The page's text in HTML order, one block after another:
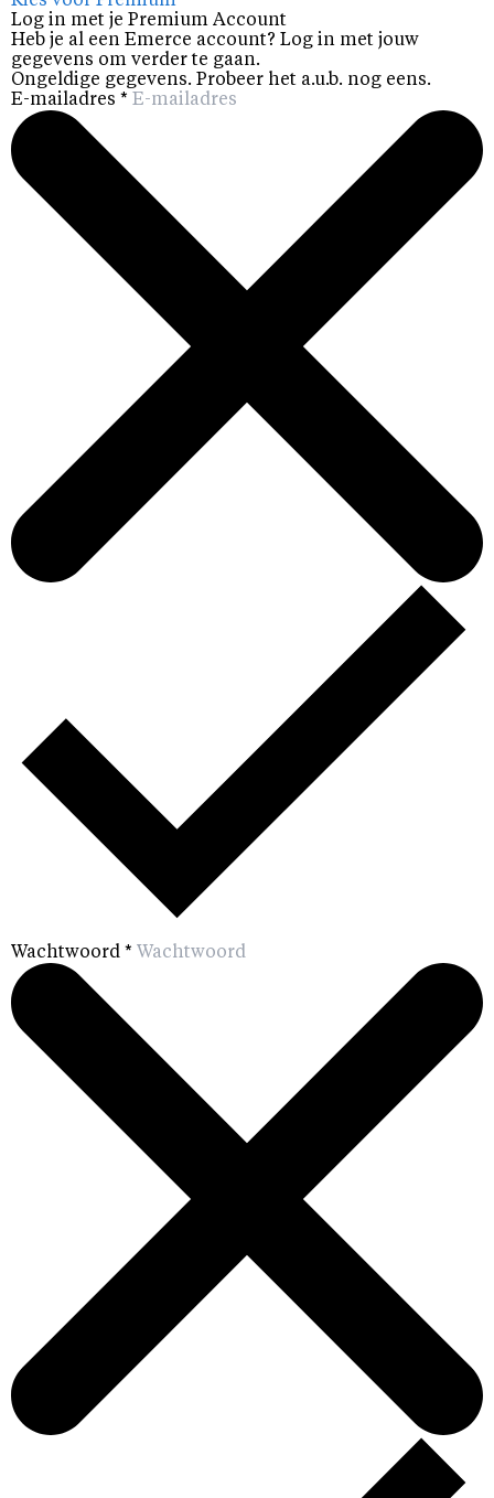
Log in met je Premium Account
Heb je al een Emerce account? Log in met jouw
gegevens om verder te gaan.
Ongeldige gegevens. Probeer het a.u.b. nog eens.
E-mailadres *
Wachtwoord *